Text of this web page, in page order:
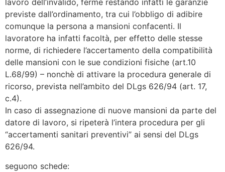
lavoro dell’invalido, ferme restando infatti le garanzie
previste dall’ordinamento, tra cui l’obbligo di adibire
comunque la persona a mansioni confacenti. Il
lavoratore ha infatti facoltà, per effetto delle stesse
norme, di richiedere l’accertamento della compatibilità
delle mansioni con le sue condizioni fisiche (art.10
L.68/99) – nonchè di attivare la procedura generale di
ricorso, prevista nell’ambito del DLgs 626/94 (art. 17,
c.4).
In caso di assegnazione di nuove mansioni da parte del
datore di lavoro, si ripeterà l’intera procedura per gli
“accertamenti sanitari preventivi” ai sensi del DLgs
626/94.
seguono schede: